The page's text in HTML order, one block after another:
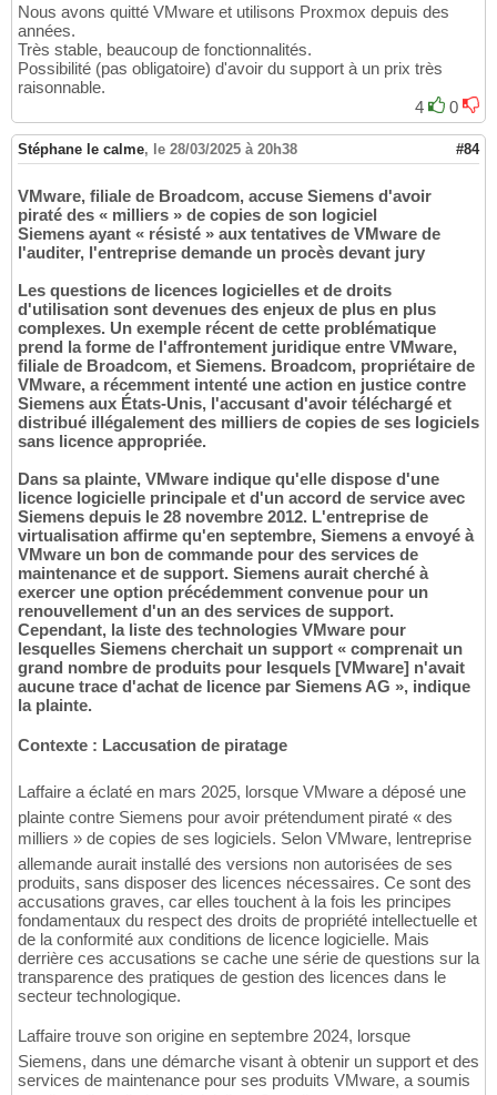
Nous avons quitté VMware et utilisons Proxmox depuis des
années.
Très stable, beaucoup de fonctionnalités.
Possibilité (pas obligatoire) d'avoir du support à un prix très
raisonnable.
4
0
Stéphane le calme, le 28/03/2025 à 20h38 #84
VMware, filiale de Broadcom, accuse Siemens d'avoir
piraté des « milliers » de copies de son logiciel
Siemens ayant « résisté » aux tentatives de VMware de
l'auditer, l'entreprise demande un procès devant jury
Les questions de licences logicielles et de droits
d'utilisation sont devenues des enjeux de plus en plus
complexes. Un exemple récent de cette problématique
prend la forme de l'affrontement juridique entre VMware,
filiale de Broadcom, et Siemens. Broadcom, propriétaire de
VMware, a récemment intenté une action en justice contre
Siemens aux États-Unis, l'accusant d'avoir téléchargé et
distribué illégalement des milliers de copies de ses logiciels
sans licence appropriée.
Dans sa plainte, VMware indique qu'elle dispose d'une
licence logicielle principale et d'un accord de service avec
Siemens depuis le 28 novembre 2012. L'entreprise de
virtualisation affirme qu'en septembre, Siemens a envoyé à
VMware un bon de commande pour des services de
maintenance et de support. Siemens aurait cherché à
exercer une option précédemment convenue pour un
renouvellement d'un an des services de support.
Cependant, la liste des technologies VMware pour
lesquelles Siemens cherchait un support « comprenait un
grand nombre de produits pour lesquels [VMware] n'avait
aucune trace d'achat de licence par Siemens AG », indique
la plainte.
Contexte : Laccusation de piratage
Laffaire a éclaté en mars 2025, lorsque VMware a déposé une
plainte contre Siemens pour avoir prétendument piraté « des
milliers » de copies de ses logiciels. Selon VMware, lentreprise
allemande aurait installé des versions non autorisées de ses
produits, sans disposer des licences nécessaires. Ce sont des
accusations graves, car elles touchent à la fois les principes
fondamentaux du respect des droits de propriété intellectuelle et
de la conformité aux conditions de licence logicielle. Mais
derrière ces accusations se cache une série de questions sur la
transparence des pratiques de gestion des licences dans le
secteur technologique.
Laffaire trouve son origine en septembre 2024, lorsque
Siemens, dans une démarche visant à obtenir un support et des
services de maintenance pour ses produits VMware, a soumis